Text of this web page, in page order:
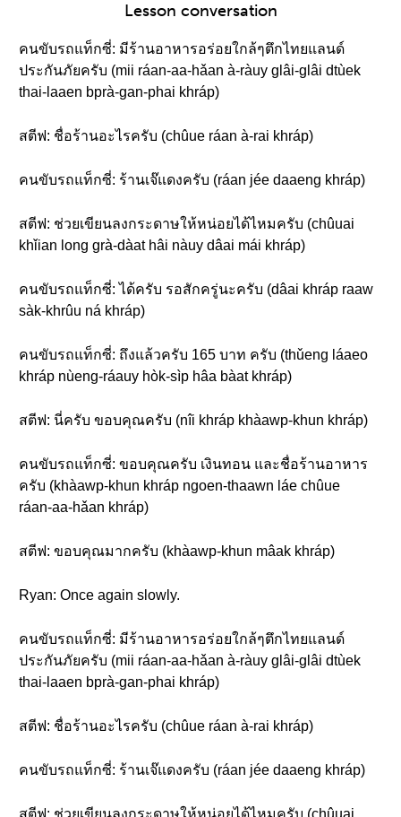
Lesson conversation
คนขับรถแท็กซี่: มีร้านอาหารอร่อยใกล้ๆตึกไทยแลนด์
ประกันภัยครับ (mii ráan-aa-hǎan à-ràuy glâi-glâi dtùek
thai-laaen bprà-gan-phai khráp)
สตีฟ: ชื่อร้านอะไรครับ (chûue ráan à-rai khráp)
คนขับรถแท็กซี่: ร้านเจ๊แดงครับ (ráan jée daaeng khráp)
สตีฟ: ช่วยเขียนลงกระดาษให้หน่อยได้ไหมครับ (chûuai
khǐian long grà-dàat hâi nàuy dâai mái khráp)
คนขับรถแท็กซี่: ได้ครับ รอสักครู่นะครับ (dâai khráp raaw
sàk-khrûu ná khráp)
คนขับรถแท็กซี่: ถึงแล้วครับ 165 บาท ครับ (thǔeng láaeo
khráp nùeng-ráauy hòk-sìp hâa bàat khráp)
สตีฟ: นี่ครับ ขอบคุณครับ (nîi khráp khàawp-khun khráp)
คนขับรถแท็กซี่: ขอบคุณครับ เงินทอน และชื่อร้านอาหาร
ครับ (khàawp-khun khráp ngoen-thaawn láe chûue
ráan-aa-hǎan khráp)
สตีฟ: ขอบคุณมากครับ (khàawp-khun mâak khráp)
Ryan: Once again slowly.
คนขับรถแท็กซี่: มีร้านอาหารอร่อยใกล้ๆตึกไทยแลนด์
ประกันภัยครับ (mii ráan-aa-hǎan à-ràuy glâi-glâi dtùek
thai-laaen bprà-gan-phai khráp)
สตีฟ: ชื่อร้านอะไรครับ (chûue ráan à-rai khráp)
คนขับรถแท็กซี่: ร้านเจ๊แดงครับ (ráan jée daaeng khráp)
สตีฟ: ช่วยเขียนลงกระดาษให้หน่อยได้ไหมครับ (chûuai